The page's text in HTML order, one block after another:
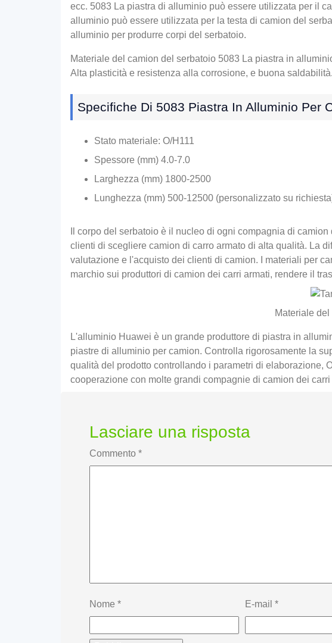
ecc. 5083 La piastra di alluminio può essere utilizzata per il
alluminio può essere utilizzata per la testa di camion del
alluminio per produrre corpi del serbatoio.
Materiale del camion del serbatoio 5083 La piastra in
Alta plasticità e resistenza alla corrosione, e buona saldabilità.
Specifiche Di 5083 Piastra In Alluminio Per
Stato materiale: O/H111
Spessore (mm) 4.0-7.0
Larghezza (mm) 1800-2500
Lunghezza (mm) 500-12500 (personalizzato su
Il corpo del serbatoio è il nucleo di ogni compagnia di
clienti di scegliere camion di carro armato di alta qualità. La
valutazione e l'acquisto dei clienti di camion. I materiali per
marchio sui produttori di camion dei carri armati, rendere il
Materiale
L'alluminio Huawei è un grande produttore di piastra in
piastre di alluminio per camion. Controlla rigorosamente la
qualità del prodotto controllando i parametri di elaborazione,
cooperazione con molte grandi compagnie di camion dei
Lasciare una risposta
Commento *
Nome * E-mail *